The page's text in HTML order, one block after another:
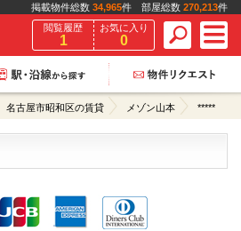
掲載物件総数 34,965件 部屋総数 270,213件
閲覧履歴
1
お気に入り
0
名古屋市昭和区の賃貸 メゾン山本 *****